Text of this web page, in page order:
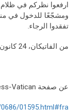
ارفعوا نظركم في ظلام
ومشجّعًا للدخول في
تفقدوا الرجاء.
من الفاتيكان، 24 كانون الأوّل 2020
عن صفحة Press-Vatican:
01595.html#fra